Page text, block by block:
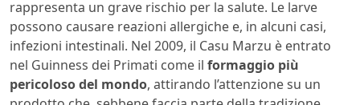
rappresenta un grave rischio per la salute. Le larve
possono causare reazioni allergiche e, in alcuni casi,
infezioni intestinali. Nel 2009, il Casu Marzu è entrato
nel Guinness dei Primati come il formaggio più
pericoloso del mondo, attirando l’attenzione su un